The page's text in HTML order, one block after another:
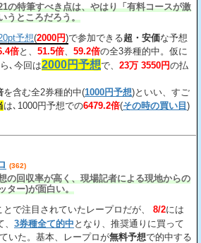
の特筆すべき点は、やはり「有料コースが激
うところだろう。
予想(2000円)で参加できる超・安価な予想
倍と、 51.5倍 59.2倍の全3券種的中。仮に
､今回は2000円予想で、 23万 3550円の払
を含む全2券種的中(1000円予想)といい、すご
は､1000円予想での6479.2倍(その時の買い目)
(362)
の回収率が高く、現場記者による現地からの
ター)が面白い。
とで注目されていたレープロだが、 8/2には
、 3券種全て的中 となり、推奨通りに買って
いた。基本、レープロが無料予想で的中する